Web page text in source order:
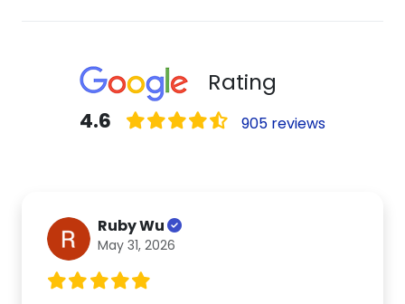
Rating
4.6 905 reviews
Ruby Wu
May 31, 2026